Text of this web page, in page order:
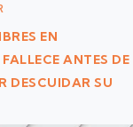
EN
ANTES DE
DESCUIDAR SU